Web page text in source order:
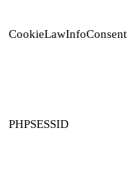
CookieLawInfoConsent
PHPSESSID